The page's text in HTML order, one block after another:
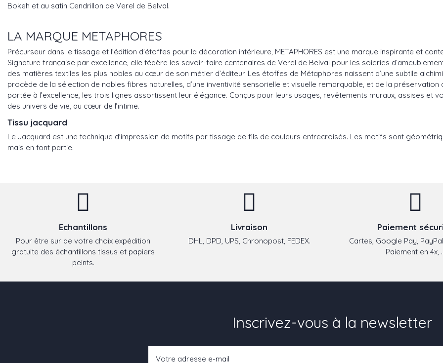
Bokeh et au satin Cendrillon de Verel de Belval.
LA MARQUE METAPHORES
Précurseur dans le tissage et l’édition d’étoffes pour la décoration intérieure, METAPHORES est une marque inspirante et
Signature française par excellence, elle fédère les savoir-faire centenaires de Verel de Belval pour les soieries
des matières textiles les plus nobles au cœur de son métier d’éditeur. Les étoffes de Métaphores naissent d’une subtile
procède de la sélection de nobles fibres naturelles, d’une inventivité sensorielle et visuelle remarquable, et de la
portée à l’excellence, les trois lignes assortissent leur élégance. Conçus pour leurs usages, revêtements muraux, assises et
des univers de vie, au cœur de l’intime.
Tissu jacquard
Le Jacquard est une technique d'impression de motifs par tissage de fils de couleurs entrecroisés. Les motifs sont
mais en font partie.
Echantillons
Pour être sur de votre choix expédition
gratuite des échantillons tissus et papiers
peints.
Livraison
DHL, DPD, UPS, Chronopost, FEDEX.
Paiement
Cartes, Google Pay,
Paiement en 4x,
Inscrivez-vous à la newsletter